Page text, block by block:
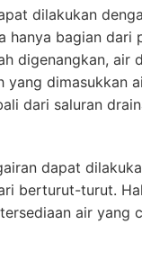
dilakukan
hanya bagian dari
digenangkan, air
yang dimasukkan
dari saluran
dapat
berturut-turut.
air yang